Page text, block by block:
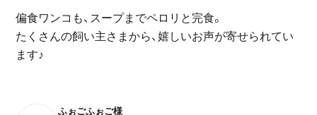
偏食ワンコも、スープまでペロリと完食。
たくさんの飼い主さまから、嬉しいお声が寄せられてい
ます♪
ふぉごふぉご様